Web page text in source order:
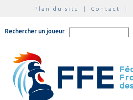
Plan du site | Contact |
Rechercher un joueur